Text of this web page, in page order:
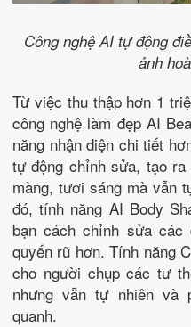
Công nghệ AI tự động
ảnh
Từ việc thu thập hơn 1
công nghệ làm đẹp AI
năng nhận diện chi tiết
tự động chỉnh sửa, tạo
màng, tươi sáng mà vẫn
đó, tính năng AI Body
bạn cách chỉnh sửa
quyến rũ hơn. Tính năng
cho người chụp các tư
nhưng vẫn tự nhiên và
quanh.